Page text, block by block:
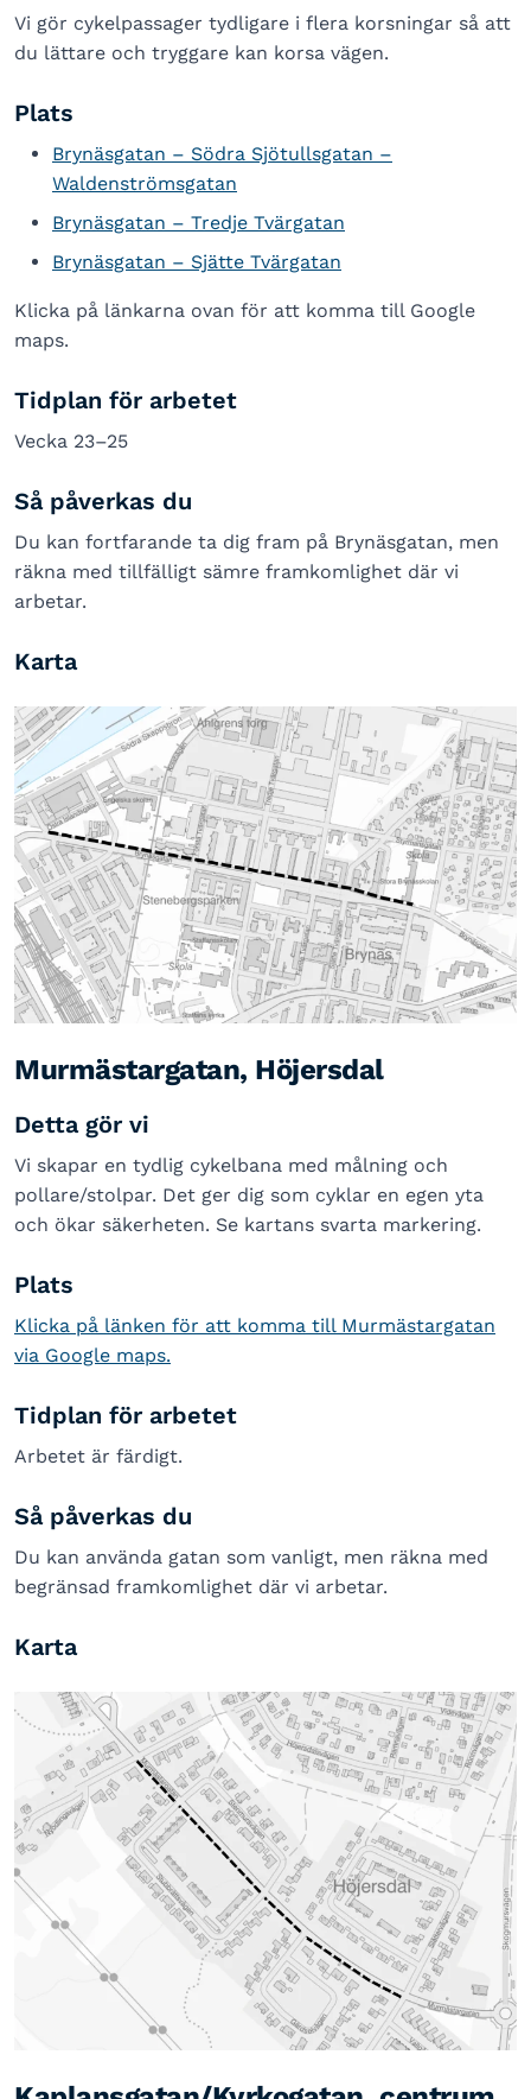
Vi gör cykelpassager tydligare i flera korsningar så att
du lättare och tryggare kan korsa vägen.
Plats
Brynäsgatan – Södra Sjötullsgatan –
Waldenströmsgatan
Brynäsgatan – Tredje Tvärgatan
Brynäsgatan – Sjätte Tvärgatan
Klicka på länkarna ovan för att komma till Google
maps.
Tidplan för arbetet
Vecka 23–25
Så påverkas du
Du kan fortfarande ta dig fram på Brynäsgatan, men
räkna med tillfälligt sämre framkomlighet där vi
arbetar.
Karta
Murmästargatan, Höjersdal
Detta gör vi
Vi skapar en tydlig cykelbana med målning och
pollare/stolpar. Det ger dig som cyklar en egen yta
och ökar säkerheten. Se kartans svarta markering.
Plats
Klicka på länken för att komma till Murmästargatan
via Google maps.
Tidplan för arbetet
Arbetet är färdigt.
Så påverkas du
Du kan använda gatan som vanligt, men räkna med
begränsad framkomlighet där vi arbetar.
Karta